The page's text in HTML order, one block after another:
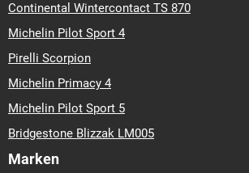
Continental Wintercontact TS 870
Michelin Pilot Sport 4
Pirelli Scorpion
Michelin Primacy 4
Michelin Pilot Sport 5
Bridgestone Blizzak LM005
Marken